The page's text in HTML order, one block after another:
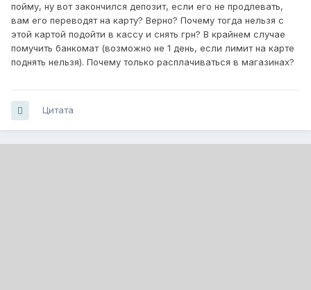
пойму, ну вот закончился депозит, если его не продлевать,
вам его переводят на карту? Верно? Почему тогда нельзя с
этой картой подойти в кассу и снять грн? В крайнем случае
помучить банкомат (возможно не 1 день, если лимит на карте
поднять нельзя). Почему только расплачиваться в магазинах?
Цитата